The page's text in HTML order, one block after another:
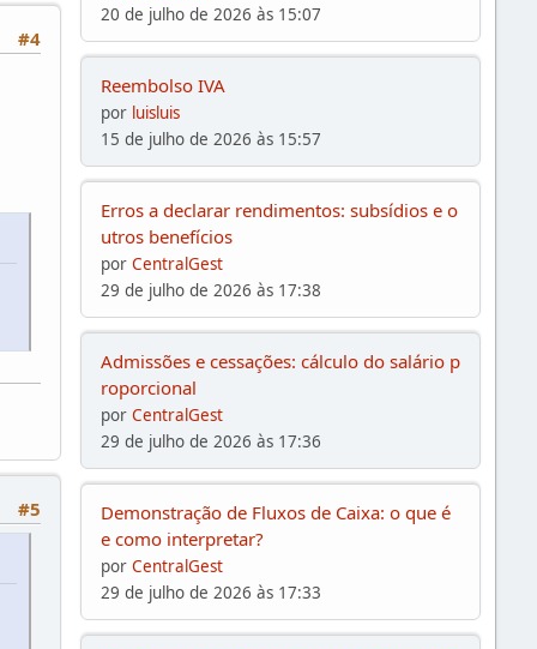
#4
#5
20 de julho de 2026 às 15:07
Reembolso IVA
por luisluis
15 de julho de 2026 às 15:57
Erros a declarar rendimentos: subsídios e o
utros benefícios
porCentralGest
29 de julho de 2026 às 17:38
Admissões e cessações: cálculo do salário p
roporcional
porCentralGest
29 de julho de 2026 às 17:36
Demonstração de Fluxos de Caixa: o que é
e como interpretar?
porCentralGest
29 de julho de 2026 às 17:33